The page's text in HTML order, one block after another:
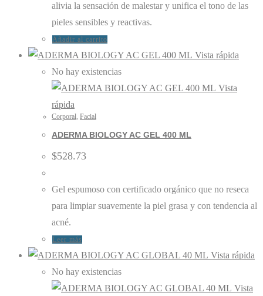
alivia la sensación de malestar y unifica el tono de las
pieles sensibles y reactivas.
Añadir al carrito
Vista rápida
No hay existencias
Vista
rápida
Corporal Facial
ADERMA BIOLOGY AC GEL 400 ML
$528.73
Gel espumoso con certificado orgánico que no reseca
para limpiar suavemente la piel grasa y con tendencia al
acné.
Leer más
Vista rápida
No hay existencias
Vista